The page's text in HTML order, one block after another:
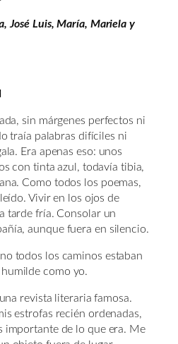
José Luis, María, Mariela y
sin márgenes perfectos ni
traía palabras difíciles ni
Era apenas eso: unos
con tinta azul, todavía tibia,
Como todos los poemas,
Vivir en los ojos de
tarde fría. Consolar un
aunque fuera en silencio.
todos los caminos estaban
como yo.
revista literaria famosa.
estrofas recién ordenadas,
importante de lo que era. Me